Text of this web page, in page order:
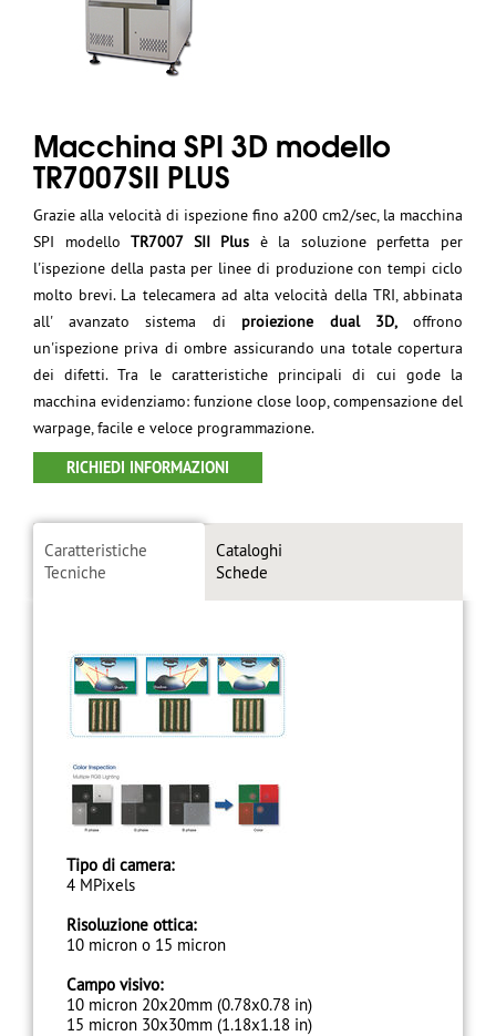
Macchina SPI 3D modello
TR7007SII PLUS
Grazie alla velocità di ispezione fino a200 cm2/sec, la macchina
SPI modelloTR7007 SII Plus è la soluzione perfetta per
l'ispezione della pasta per linee di produzione con tempi ciclo
molto brevi. La telecamera ad alta velocità della TRI, abbinata
all' avanzato sistema di proiezione dual 3D,offrono
un'ispezione priva di ombre assicurando una totale copertura
dei difetti. Tra le caratteristiche principali di cui gode la
macchina evidenziamo: funzione close loop, compensazione del
warpage, facile e veloce programmazione.
RICHIEDI INFORMAZIONI
Caratteristiche
Tecniche
Cataloghi
Schede
Tipo di camera:
4 MPixels
Risoluzione ottica:
10 micron o 15 micron
Campo visivo:
10 micron 20x20mm (0.78x0.78 in)
15 micron 30x30mm (1.18x1.18 in)